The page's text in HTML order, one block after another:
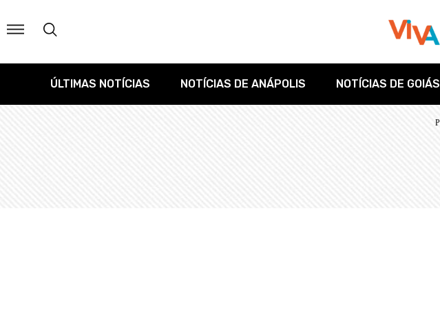
ÚLTIMAS NOTÍCIAS NOTÍCIAS DE ANÁPOLIS NOTÍCIAS DE GOIÁS